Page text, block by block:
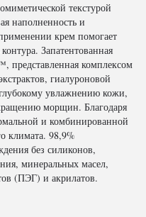
текстурой
наполненность и
крем помогает
Запатентованная
представленная комплексом
гиалуроновой
увлажнению кожи,
морщин. Благодаря
и комбинированной
климата. 98,9%
без силиконов,
минеральных масел,
(ПЭГ) и акрилатов.